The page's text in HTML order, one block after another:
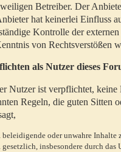
Betreiber. Der
hat keinerlei Einfluss
Kontrolle der
von Rechtsverstößen
als Nutzer dieses
Nutzer ist verpflichtet, keine
Regeln, die guten Sitten
beleidigende oder unwahre Inhalte
gesetzlich, insbesondere durch